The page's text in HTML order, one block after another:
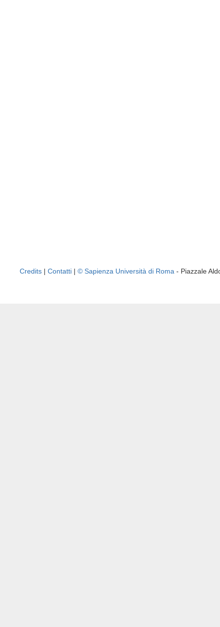
Credits | Contatti | © Sapienza Università di Roma - Piazzale